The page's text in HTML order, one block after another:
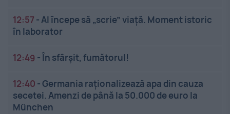
12:57 - AI începe să „scrie” viață. Moment istoric
în laborator
12:49 -În sfârșit, fumătorul!
12:40 -Germania raționalizează apa din cauza
secetei. Amenzi de până la 50.000 de euro la
München